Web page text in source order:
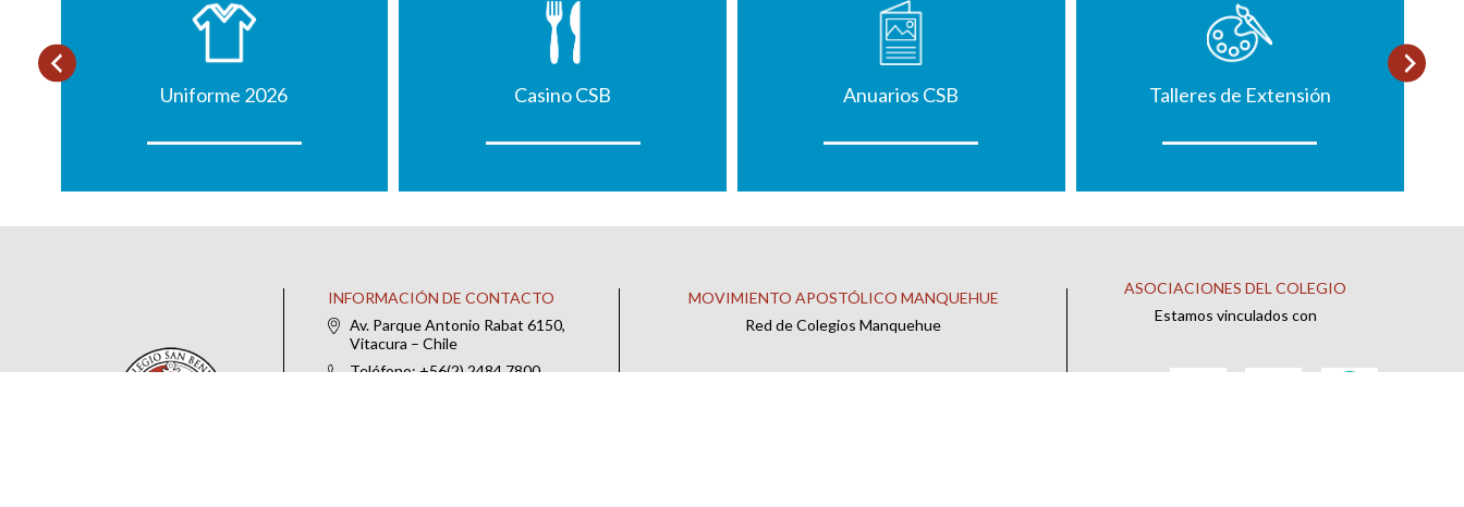
Uniforme 2026 Casino CSB Anuarios CSB Talleres de Extensión
INFORMACIÓN DE CONTACTO
Av. Parque Antonio Rabat 6150,
Vitacura – Chile
Teléfono: +56(2) 2484 7800
MOVIMIENTO APOSTÓLICO MANQUEHUE
Red de Colegios Manquehue
ASOCIACIONES DEL COLEGIO
Estamos vinculados con